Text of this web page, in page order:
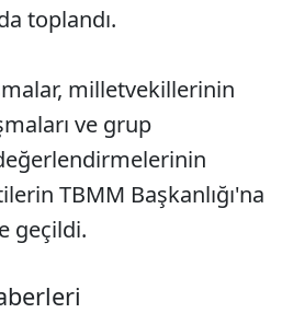
toplandı.
milletvekillerinin
ve grup
TBMM Başkanlığı'na
geçildi.